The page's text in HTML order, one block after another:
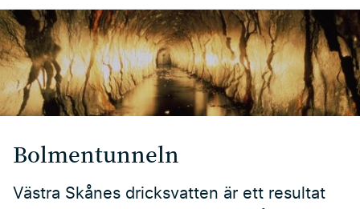
är
här:
Bolmentunneln
Västra Skånes dricksvatten är ett resultat